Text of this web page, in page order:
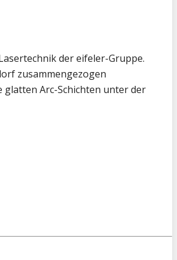
der eifeler-Gruppe.
zusammengezogen
glatten Arc-Schichten unter der